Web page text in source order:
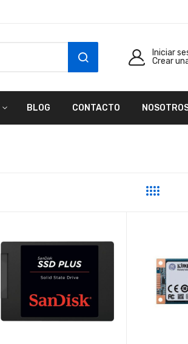
SEARCH
Iniciar
Crear
BLOG CONTACTO